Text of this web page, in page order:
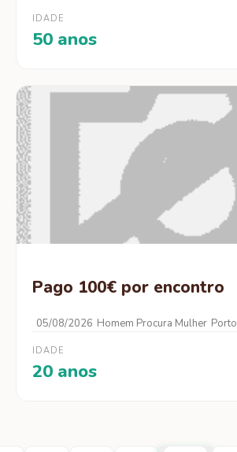
IDADE
50 anos
Pago 100€ por encontro
05/08/2026 Homem Procura Mulher Porto
IDADE
20 anos